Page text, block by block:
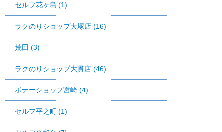
セルフ花ヶ島 (1)
ラクのりショップ大塚店 (16)
荒田 (3)
ラクのりショップ大貫店 (46)
ボデーショップ宮崎 (4)
セルフ平之町 (1)